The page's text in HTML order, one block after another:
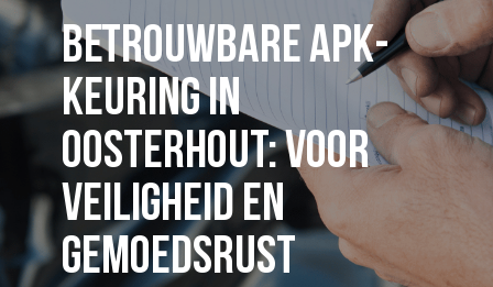
Betrouwbare APK-
keuring in
Oosterhout: Voor
veiligheid en
gemoedsrust